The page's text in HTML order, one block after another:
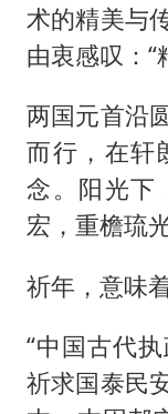
术的精美与
由衷感叹：“
两国元首沿
而行，在轩
念。阳光下
宏，重檐琉光
祈年，意味
“中国古代
祈求国泰民